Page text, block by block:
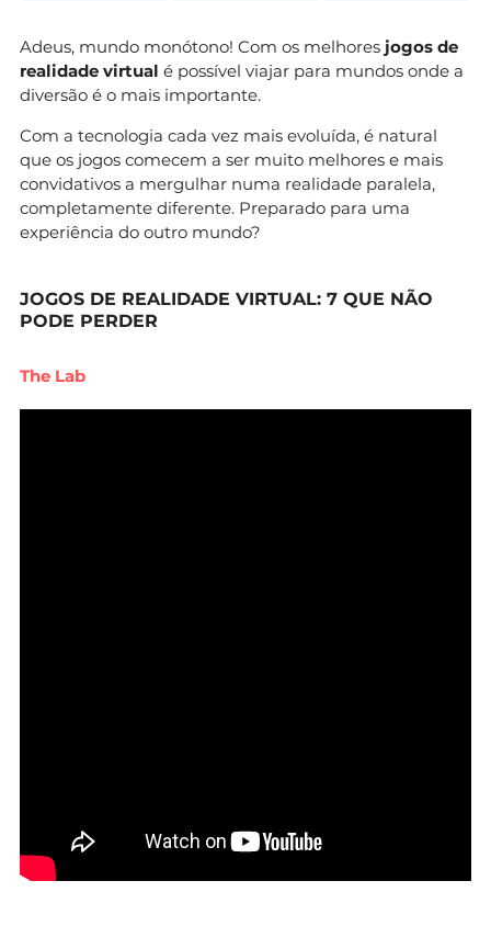
Adeus, mundo monótono! Com os melhores jogos de
realidade virtual é possível viajar para mundos onde a
diversão é o mais importante.
Com a tecnologia cada vez mais evoluída, é natural
que os jogos comecem a ser muito melhores e mais
convidativos a mergulhar numa realidade paralela,
completamente diferente. Preparado para uma
experiência do outro mundo?
JOGOS DE REALIDADE VIRTUAL: 7 QUE NÃO
PODE PERDER
The Lab